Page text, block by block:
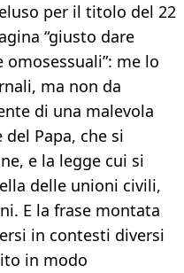
per il titolo del 22
“giusto dare
me lo
ma non da
di una malevola
Papa, che si
e la legge cui si
delle unioni civili,
E la frase montata
in contesti diversi
in modo